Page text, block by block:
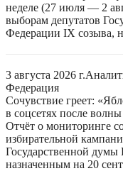
неделе (27 июля — 2
выборам депутатов
Федерации IX созыва,
3 августа 2026 г.
Федерация
Сочувствие греет:
в соцсетях после
Отчёт о мониторинге
избирательной
Государственной
назначенным на 20